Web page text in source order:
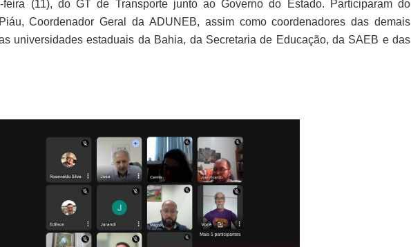
feira (11), do GT de Transporte junto ao Governo do Estado. Participaram do
Coordenador Geral da ADUNEB, assim como coordenadores das demais
universidades estaduais da Bahia, da Secretaria de Educação, da SAEB e das